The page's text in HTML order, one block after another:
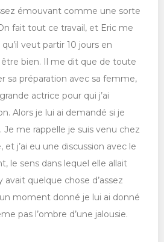
émouvant comme une sorte
fait tout ce travail, et Eric me
veut partir 10 jours en
bien. Il me dit que de toute
sa préparation avec sa femme,
actrice pour qui j’ai
Alors je lui ai demandé si je
Je me rappelle je suis venu chez
j’ai eu une discussion avec le
le sens dans lequel elle allait
avait quelque chose d’assez
moment donné je lui ai donné
pas l’ombre d’une jalousie.